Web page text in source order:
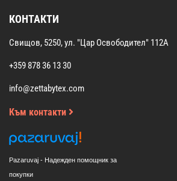
КОНТАКТИ
Свищов, 5250, ул. "Цар Освободител" 112А
+359 878 36 13 30
info@zettabytex.com
Към контакти
Pazaruvaj - Надежден помощник за
покупки